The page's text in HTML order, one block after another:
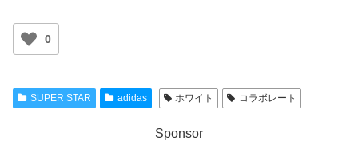
0
SUPER STAR adidas ホワイト コラボレート
Sponsor